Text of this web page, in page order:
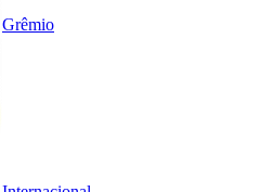
Grêmio